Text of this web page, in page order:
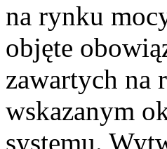
na rynku
objęte
zawartych na
wskazanym
systemu.